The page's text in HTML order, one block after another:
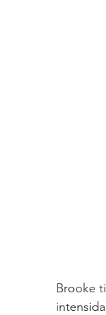
Brooke